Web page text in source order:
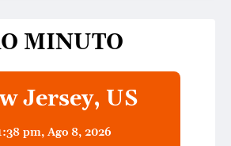
MINUTO
Jersey, US
pm, Ago 8, 2026